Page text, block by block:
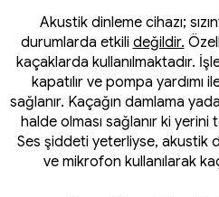
Akustik dinleme cihazı;
durumlarda etkili değildir.
kaçaklarda kullanılmaktadır.
kapatılır ve pompa yardımı
sağlanır. Kaçağın damlama
halde olması sağlanır ki
Ses şiddeti yeterliyse, akustik
ve mikrofon kullanılarak